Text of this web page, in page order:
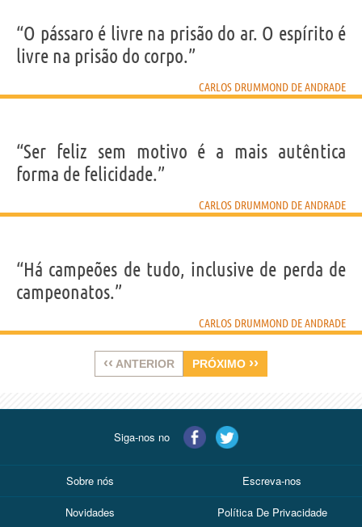
“O pássaro é livre na prisão do ar. O espírito é
livre na prisão do corpo.”
CARLOS DRUMMOND DE ANDRADE
“Ser feliz sem motivo é a mais autêntica
forma de felicidade.”
CARLOS DRUMMOND DE ANDRADE
“Há campeões de tudo, inclusive de perda de
campeonatos.”
CARLOS DRUMMOND DE ANDRADE
‹‹ ANTERIOR PRÓXIMO ››
Siga-nos no
Sobre nós Escreva-nos
Novidades Política De Privacidade